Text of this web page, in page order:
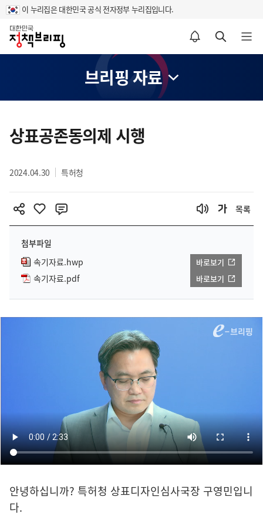
이 누리집은 대한민국 공식 전자정부 누리집입니다.
홈
알림설정 바로가기 검색 바로가기 메뉴 열기
브리핑 자료
츠
역
상표공존동의제 시행
2024.04.30 특허청
목록
첨부파일
속기자료.hwp
바로보기
속기자료.pdf 바로보기
안녕하십니까? 특허청 상표디자인심사국장 구영민입니
다.